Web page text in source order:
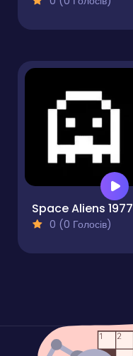
Space Aliens 1977
0 (0 Голосів)